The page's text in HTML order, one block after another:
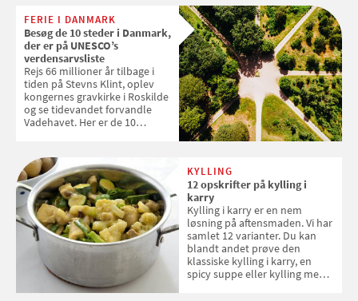
enkle råd til at spare penge på
tøjvasken
FERIE I DANMARK
Besøg de 10 steder i Danmark,
der er på UNESCO’s
verdensarvsliste
Rejs 66 millioner år tilbage i
tiden på Stevns Klint, oplev
kongernes gravkirke i Roskilde
og se tidevandet forvandle
Vadehavet. Her er de 10
KYLLING
12 opskrifter på kylling i
karry
Kylling i karry er en nem
løsning på aftensmaden. Vi har
samlet 12 varianter. Du kan
blandt andet prøve den
klassiske kylling i karry, en
spicy suppe eller kylling med